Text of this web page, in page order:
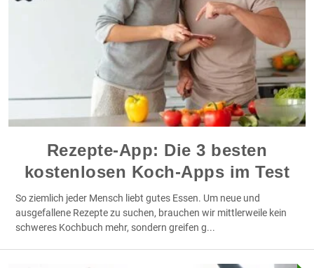
Rezepte-App: Die 3 besten
kostenlosen Koch-Apps im Test
So ziemlich jeder Mensch liebt gutes Essen. Um neue und
ausgefallene Rezepte zu suchen, brauchen wir mittlerweile kein
schweres Kochbuch mehr, sondern greifen g...